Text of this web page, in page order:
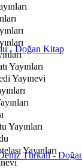
Yayınları
Yayınevi
Yayınları
Yayınları
- Doğan Kitap